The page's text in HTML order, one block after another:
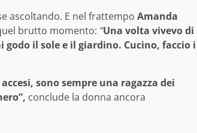
ascoltando. E nel frattempo Amanda
brutto momento: “Una volta vivevo di
il sole e il giardino. Cucino, faccio i
sono sempre una ragazza dei
conclude la donna ancora